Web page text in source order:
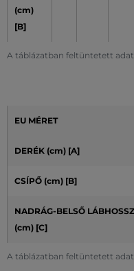
A táblázatban feltüntetett
(cm)
[B]
A táblázatban feltüntetett
EU MÉRET
DERÉK (cm) [A]
CSÍPŐ (cm) [B]
NADRÁG-BELSŐ LÁBHOSSZ
(cm) [C]